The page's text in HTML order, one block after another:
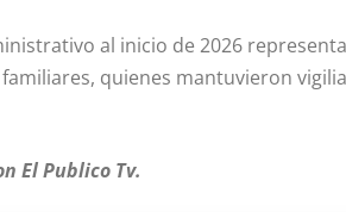
al inicio de 2026
quienes mantuvieron
El Publico Tv.